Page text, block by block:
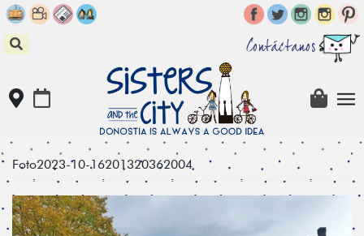
Skip
to
content
Contáctanos
Foto2023-10-16201320362004